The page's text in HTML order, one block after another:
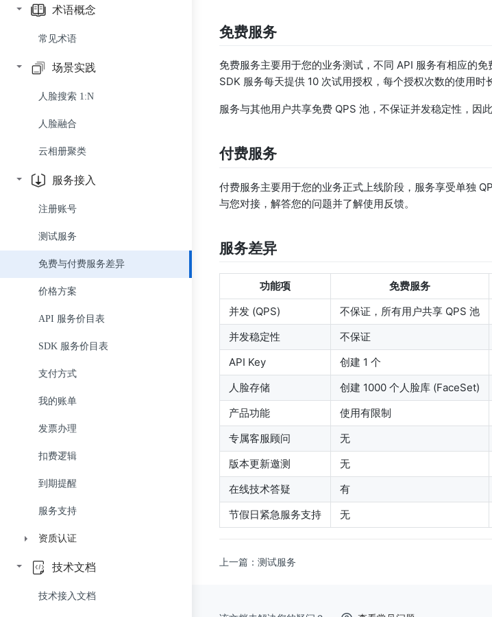
人脸检测 API
人脸分析 API
人脸比对 API
人脸搜索 API
人脸库管理 API 组
人脸库中的人脸管理 API 组
稠密关键点 API
人像处理
人脸融合 API
人像美化 API
人脸美颜 API
人体识别
人体检测 API
人体骨骼点 API
人体抠像 API
手势识别 API
文字识别
自定义模板文字识别 API
身份证识别 API
驾驶证识别 API
行驶证识别 API
图像识别
车牌识别 API
犬鼻纹检测 API
犬鼻纹比对 API
多合一 SDK
人脸检测-基础版 SDK
人脸检测-高阶版 SDK
人脸比对 SDK
稠密关键点 SDK
人体骨骼点 SDK
人体抠像 SDK
身份证质量检测 SDK
人像美化 SDK
术语概念
常见术语
场景实践
人脸搜索 1:N
人脸融合
云相册聚类
服务接入
注册账号
测试服务
免费与付费服务差异
价格方案
API 服务价目表
SDK 服务价目表
支付方式
我的账单
发票办理
扣费逻辑
到期提醒
服务支持
资质认证
ISO体系证书
个人信息和数据安全试点单位
技术文档
技术接入文档
免费服务
免费服务主要用于您的业务测试，不同 API 服务有相应的
SDK 服务每天提供 10 次试用授权，每个授权次数的使用
服务与其他用户共享免费 QPS 池，不保证并发稳定性，因
付费服务
付费服务主要用于您的业务正式上线阶段，服务享受单独
与您对接，解答您的问题并了解使用反馈。
服务差异
功能项 免费服务
并发 (QPS)
不保证，所有用户共享 QPS 池
并发稳定性
不保证
API Key
创建 1 个
人脸存储
创建 1000 个人脸库 (FaceSet)
产品功能
使用有限制
专属客服顾问
无
版本更新邀测
无
在线技术答疑
有
节假日紧急服务支持
无
上一篇：测试服务